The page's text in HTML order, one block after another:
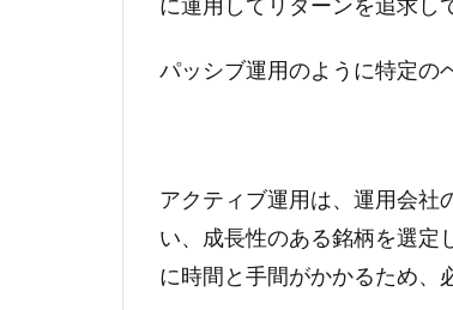
に運用してリターンを追求し
パッシブ運用のように特定の
アクティブ運用は、運用会社
い、成長性のある銘柄を選定
に時間と手間がかかるため、